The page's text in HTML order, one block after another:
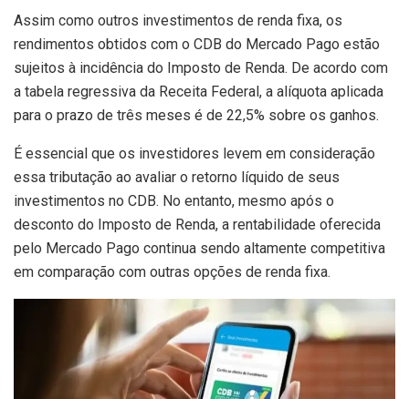
Assim como outros investimentos de renda fixa, os
rendimentos obtidos com o CDB do Mercado Pago estão
sujeitos à incidência do Imposto de Renda. De acordo com
a tabela regressiva da Receita Federal, a alíquota aplicada
para o prazo de três meses é de 22,5% sobre os ganhos.
É essencial que os investidores levem em consideração
essa tributação ao avaliar o retorno líquido de seus
investimentos no CDB. No entanto, mesmo após o
desconto do Imposto de Renda, a rentabilidade oferecida
pelo Mercado Pago continua sendo altamente competitiva
em comparação com outras opções de renda fixa.